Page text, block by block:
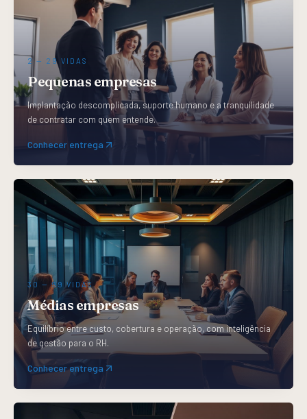
2 — 29 VIDAS
Pequenas empresas
Implantação descomplicada, suporte humano e a tranquilidade
de contratar com quem entende.
Conhecer entrega
30 — 99 VIDAS
Médias empresas
Equilíbrio entre custo, cobertura e operação, com inteligência
de gestão para o RH.
Conhecer entrega